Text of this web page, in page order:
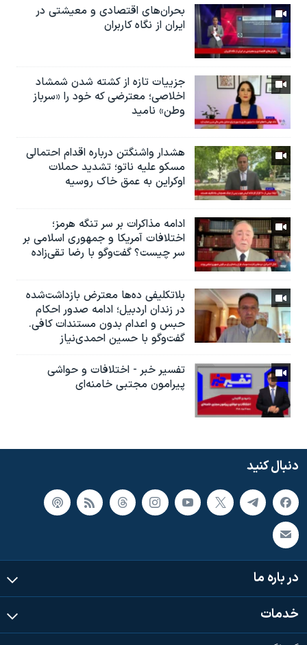
بحران‌های اقتصادی و معیشتی در
ایران از نگاه کاربران
جزییات تازه از کشته شدن شمشاد
اخلاصی؛ معترضی که خود را «سرباز
وطن» نامید
هشدار واشنگتن درباره اقدام احتمالی
مسکو علیه ناتو؛ تشدید حملات
اوکراین به عمق خاک روسیه
ادامه مذاکرات بر سر تنگه هرمز؛
اختلافات آمریکا و جمهوری اسلامی بر
سر چیست؟ گفت‌وگو با رضا تقی‌زاده
بلاتکلیفی ده‌ها معترض بازداشت‌شده
در زندان اردبیل؛ ادامه صدور احکام
حبس و اعدام بدون مستندات کافی.
گفت‌وگو با حسین احمدی‌نیاز
تفسیر خبر - اختلافات و حواشی
پیرامون مجتبی خامنه‌ای
دنبال کنید
در باره ما
خدمات